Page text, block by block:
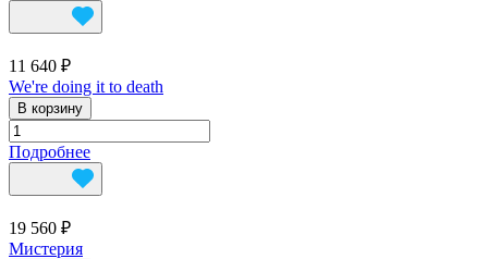
11 640 ₽
We're doing it to death
В корзину
Подробнее
19 560 ₽
Мистерия